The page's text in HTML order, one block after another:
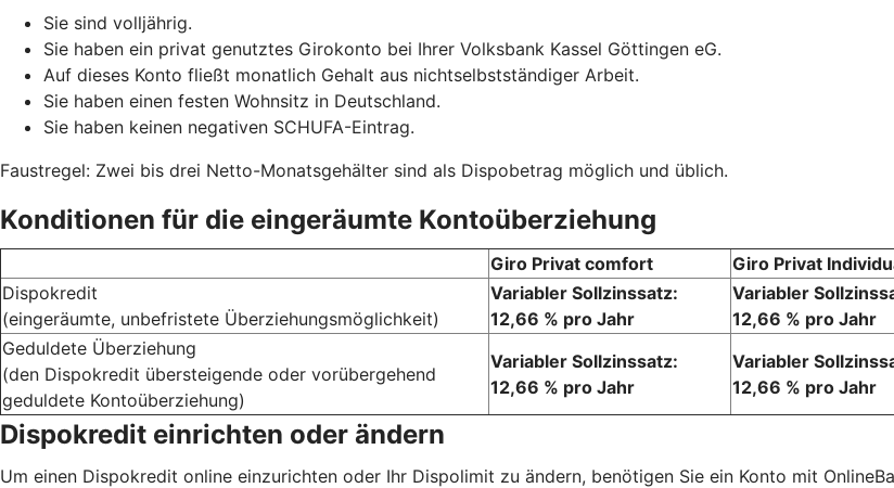
Sie sind volljährig.
Sie haben ein privat genutztes Girokonto bei Ihrer Volksbank Kassel Göttingen eG.
Auf dieses Konto fließt monatlich Gehalt aus nichtselbstständiger Arbeit.
Sie haben einen festen Wohnsitz in Deutschland.
Sie haben keinen negativen SCHUFA-Eintrag.
Faustregel: Zwei bis drei Netto-Monatsgehälter sind als Dispobetrag möglich und üblich.
Konditionen für die eingeräumte Kontoüberziehung
Giro Privat comfort Giro Privat
Dispokredit
(eingeräumte, unbefristete Überziehungsmöglichkeit)
Variabler Sollzinssatz:
12,66 % pro Jahr
Variabler
12,66 % pro Jahr
Geduldete Überziehung
(den Dispokredit übersteigende oder vorübergehend
geduldete Kontoüberziehung)
Variabler Sollzinssatz:
12,66 % pro Jahr
Variabler
12,66 % pro Jahr
Dispokredit einrichten oder ändern
Um einen Dispokredit online einzurichten oder Ihr Dispolimit zu ändern, benötigen Sie ein Konto mit